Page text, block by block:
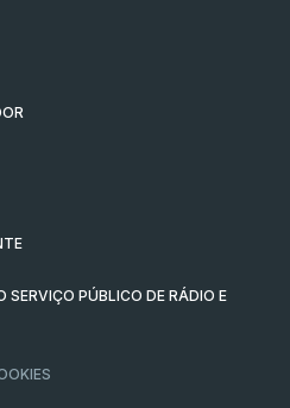
PÚBLICO DE RÁDIO E